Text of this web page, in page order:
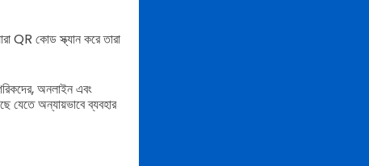
QR কোড স্ক্যান করে তারা
অনলাইন এবং
যেতে অন্যায়ভাবে ব্যবহার